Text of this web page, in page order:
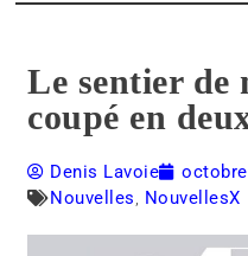
Le sentier de
coupé en
Denis Lavoie
Nouvelles, NouvellesX